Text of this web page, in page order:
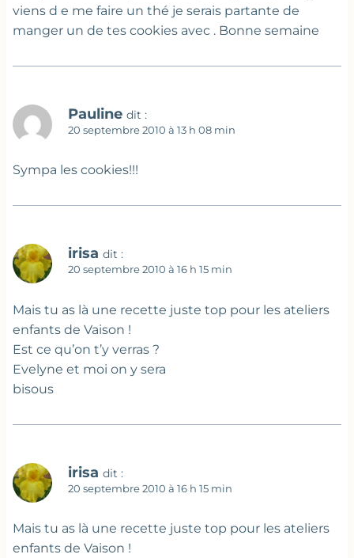
viens d e me faire un thé je serais partante de
manger un de tes cookies avec . Bonne semaine
Pauline dit :
20 septembre 2010 à 13 h 08 min
Sympa les cookies!!!
irisa dit :
20 septembre 2010 à 16 h 15 min
Mais tu as là une recette juste top pour les ateliers
enfants de Vaison !
Est ce qu’on t’y verras ?
Evelyne et moi on y sera
bisous
irisa dit :
20 septembre 2010 à 16 h 15 min
Mais tu as là une recette juste top pour les ateliers
enfants de Vaison !